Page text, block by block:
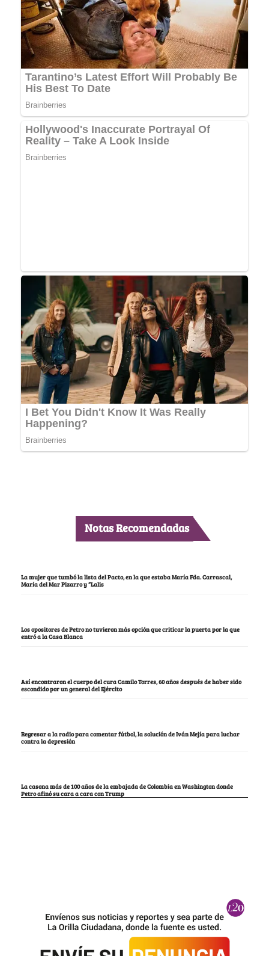
Notas Recomendadas
La mujer que tumbó la lista del Pacto, en la que estaba María Fda. Carrascal,
María del Mar Pizarro y “Lalis
Los opositores de Petro no tuvieron más opción que criticar la puerta por la que
entró a la Casa Blanca
Así encontraron el cuerpo del cura Camilo Torres, 60 años después de haber sido
escondido por un general del Ejército
Regresar a la radio para comentar fútbol, la solución de Iván Mejía para luchar
contra la depresión
La casona más de 100 años de la embajada de Colombia en Washington donde
Petro afinó su cara a cara con Trump